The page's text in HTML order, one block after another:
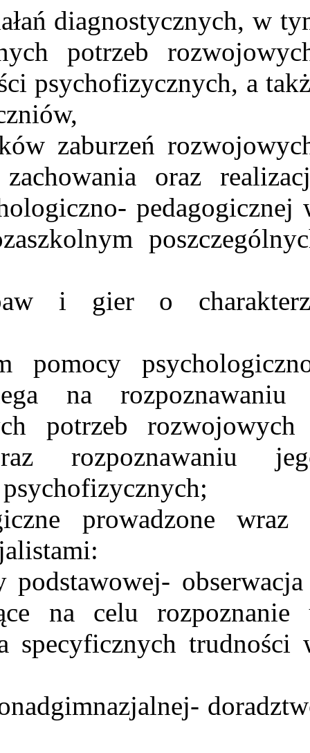
diagnostycznych, w
potrzeb
psychofizycznych, a
zaburzeń
oraz
pedagogicznej
i gier o
na
potrzeb
rozpoznawaniu
prowadzone wraz
na celu rozpoznanie
specyficznych trudności